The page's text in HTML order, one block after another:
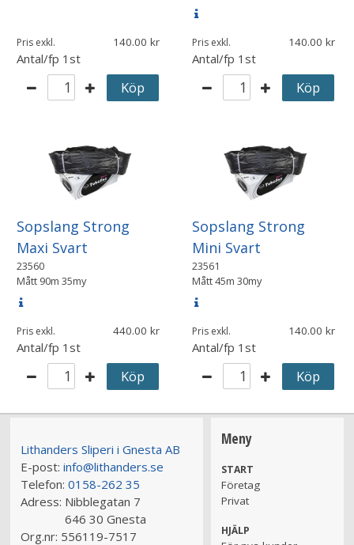
Pris exkl. 140.00
Antal/fp 1st
Köp
Pris exkl. 140.00
Antal/fp 1st
Köp
Sopslang Strong
Maxi Svart
23560
Mått 90m 35my
Pris exkl. 440.00
Antal/fp 1st
Köp
Sopslang Strong
Mini Svart
23561
Mått45m 30my
Pris exkl. 140.00
Antal/fp 1st
Köp
Lithanders Sliperi i Gnesta AB
E-post: info@lithanders.se
Telefon: 0158-262 35
Adress: Nibblegatan 7
646 30 Gnesta
Org.nr: 556119-7517
Meny
START
Företag
Privat
HJÄLP